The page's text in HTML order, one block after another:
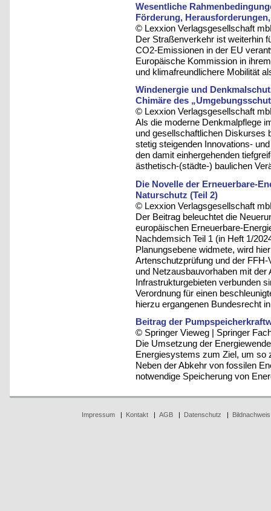
Wesentliche
Förderung,
© Lexxion Verlagsgesellschaft
Der Straßenverkehr ist weiterhin
CO2-Emissionen in der EU
Europäische Kommission in
und klimafreundlichere Mobilität
Windenergie und
Chimäre des
© Lexxion Verlagsgesellschaft
Als die moderne Denkmalpflege
und gesellschaftlichen Diskurses
stetig steigenden Innovations-
den damit einhergehenden
ästhetisch-(städte-) baulichen
Die Novelle der Erneuerbare-
Naturschutz (Teil 2)
© Lexxion Verlagsgesellschaft
Der Beitrag beleuchtet die
europäischen Erneuerbare-
Nachdemsich Teil 1 (in Heft 1/
Planungsebene widmete, wird
Artenschutzprüfung und der
und Netzausbauvorhaben mit
Infrastrukturgebieten verbunden
Verordnung für einen
hierzu ergangenen Bundesrecht
Beitrag der
© Springer Vieweg | Springer
Die Umsetzung der
Energiesystems zum Ziel, um so
Neben der Abkehr von fossilen
notwendige Speicherung von
Impressum| Kontakt| AGB| Datenschutz Bildnachweis